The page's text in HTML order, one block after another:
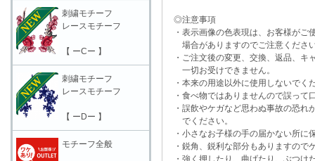
◎注意事項
・表示画像の色表現は、お客様がご
場合がありますのでご注意くださ
・ご注文後の変更、交換、返品、キ
一切お受けできません。
・本来の用途以外に使用しないでく
・食べ物ではありませんので誤って
・誤飲やケガなど思わぬ事故の恐れ
でください。
・小さなお子様の手の届かない所に
・鋭角、鋭利な部分もありますので
・強く押したり、曲げたり、ぶつけ
刺繍モチーフ
レースモチーフ
【 ーCー 】
刺繍モチーフ
レースモチーフ
【 ーDー 】
モチーフ全般